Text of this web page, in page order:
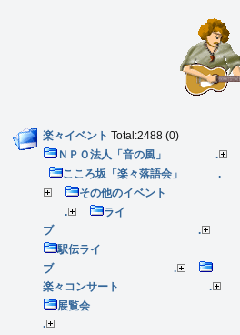
楽々イベント Total:2488 (0)
ＮＰＯ法人「音の風」 .
こころ坂「楽々落語会」 .
その他のイベント
.
ライ
ブ .
駅伝ライ
ブ .
楽々コンサート .
展覧会
.